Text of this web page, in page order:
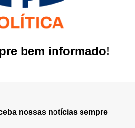
bem informado!
nossas notícias sempre